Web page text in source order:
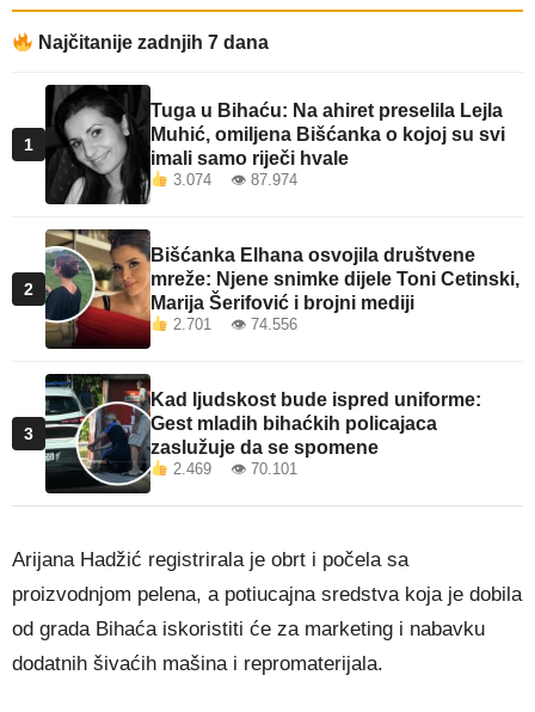
Najčitanije zadnjih 7 dana
1
Tuga u Bihaću: Na ahiret preselila Lejla
Muhić, omiljena Bišćanka o kojoj su svi
imali samo riječi hvale
3.074 👁 87.974
2
Bišćanka Elhana osvojila društvene
mreže: Njene snimke dijele Toni Cetinski,
Marija Šerifović i brojni mediji
2.701 👁 74.556
3
Kad ljudskost bude ispred uniforme:
Gest mladih bihaćkih policajaca
zaslužuje da se spomene
2.469 👁 70.101
Arijana Hadžić registrirala je obrt i počela sa
proizvodnjom pelena, a potiucajna sredstva koja je dobila
od grada Bihaća iskoristiti će za marketing i nabavku
dodatnih šivaćih mašina i repromaterijala.